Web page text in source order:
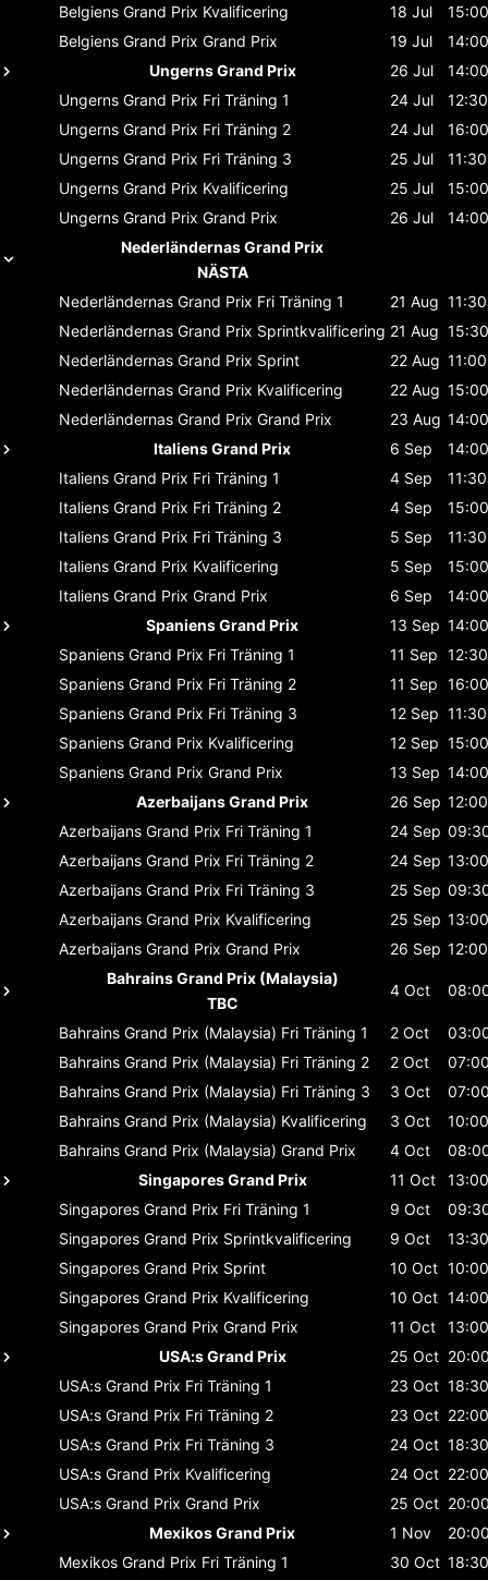
Belgiens Grand Prix Kvalificering 18 Jul
15:00
Belgiens Grand Prix Grand Prix 19 Jul
14:00
Ungerns Grand Prix
26 Jul
14:00
Ungerns Grand Prix Fri Träning 1 24 Jul
12:30
Ungerns Grand Prix Fri Träning 2 24 Jul
16:00
Ungerns Grand Prix Fri Träning 3 25 Jul
11:30
Ungerns Grand Prix Kvalificering 25 Jul
15:00
Ungerns Grand Prix Grand Prix 26 Jul
14:00
Nederländernas Grand Prix
NÄSTA
Nederländernas Grand Prix Fri Träning 1 21 Aug 11:30
Nederländernas Grand Prix Sprintkvalificering 21 Aug 15:30
Nederländernas Grand Prix Sprint 22 Aug 11:00
Nederländernas Grand Prix Kvalificering 22 Aug 15:00
Nederländernas Grand Prix Grand Prix 23 Aug 14:00
Italiens Grand Prix
6 Sep
14:00
Italiens Grand Prix Fri Träning 1 4 Sep
11:30
Italiens Grand Prix Fri Träning 2 4 Sep
15:00
Italiens Grand Prix Fri Träning 3 5 Sep
11:30
Italiens Grand Prix Kvalificering 5 Sep
15:00
Italiens Grand Prix Grand Prix 6 Sep
14:00
Spaniens Grand Prix
13 Sep 14:00
Spaniens Grand Prix Fri Träning 1 11 Sep 12:30
Spaniens Grand Prix Fri Träning 2 11 Sep 16:00
Spaniens Grand Prix Fri Träning 3 12 Sep 11:30
Spaniens Grand Prix Kvalificering 12 Sep 15:00
Spaniens Grand Prix Grand Prix 13 Sep 14:00
Azerbaijans Grand Prix
26 Sep 12:00
Azerbaijans Grand Prix Fri Träning 1 24 Sep
Azerbaijans Grand Prix Fri Träning 2 24 Sep 13:00
Azerbaijans Grand Prix Fri Träning 3 25 Sep
Azerbaijans Grand Prix Kvalificering 25 Sep 13:00
Azerbaijans Grand Prix Grand Prix 26 Sep 12:00
Bahrains Grand Prix (Malaysia)
TBC
4 Oct
Bahrains Grand Prix (Malaysia) Fri Träning 1 2 Oct
Bahrains Grand Prix (Malaysia) Fri Träning 2 2 Oct
07:00
Bahrains Grand Prix (Malaysia) Fri Träning 3 3 Oct
07:00
Bahrains Grand Prix (Malaysia) Kvalificering 3 Oct
10:00
Bahrains Grand Prix (Malaysia) Grand Prix 4 Oct
Singapores Grand Prix
11 Oct
13:00
Singapores Grand Prix Fri Träning 1 9 Oct
Singapores Grand Prix Sprintkvalificering 9 Oct
13:30
Singapores Grand Prix Sprint 10 Oct 10:00
Singapores Grand Prix Kvalificering 10 Oct 14:00
Singapores Grand Prix Grand Prix 11 Oct
13:00
USA:s Grand Prix
25 Oct 20:00
USA:s Grand Prix Fri Träning 1 23 Oct 18:30
USA:s Grand Prix Fri Träning 2 23 Oct 22:00
USA:s Grand Prix Fri Träning 3 24 Oct 18:30
USA:s Grand Prix Kvalificering 24 Oct 22:00
USA:s Grand Prix Grand Prix 25 Oct 20:00
Mexikos Grand Prix
1 Nov
20:00
Mexikos Grand Prix Fri Träning 1 30 Oct 18:30